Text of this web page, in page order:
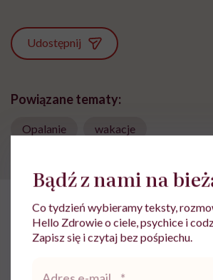
Udostępnij
Powiązane tematy:
Opalanie wakacje
HelloZdrowie: Życie › Społeczeństwo ›
Martyna Wojtaś-
Bądź z nami na
Co tydzień wybieramy teksty,
Hello Zdrowie o ciele, psychice i
Zapisz się i czytaj bez pośpiechu.